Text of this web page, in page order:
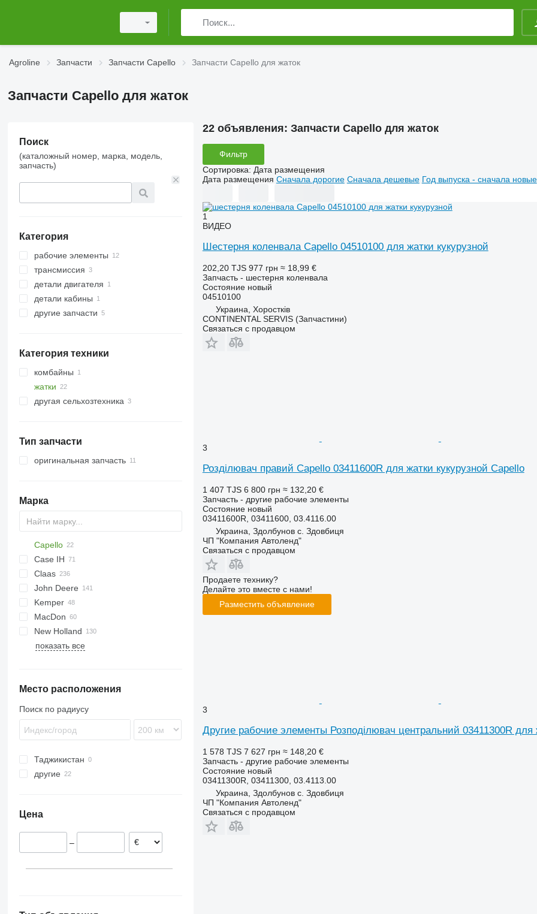
Agroline Запчасти Запчасти Capello Запчасти Capello для жаток
Запчасти Capello для жаток
Поиск
(каталожный номер, марка, модель,
запчасть)
Категория
рабочие элементы
звездочки
валы
другие рабочие элементы
трансмиссия
редукторы
крестовины карданного вала
детали двигателя
шестерни коленвала
детали кабины
облицовка
другие запчасти
Категория техники
комбайны
кукурузоуборочные комбайны
жатки
жатки кукурузные
другая сельхозтехника
Тип запчасти
оригинальная запчасть
Марка
Capello
QUASAR
QUASAR 8
Case IH
1020
1030
1083
2020
4408
RMX
Claas
C-series
Cerio
Conspeed
Dominator
Jaguar
Mega
Tucano
Vario
SL
John Deere
620R
622R
625R
630F
635R
920
930
F-series
H-series
Kemper
Champion
MacDon
New Holland
TF
Corn Champion
показать все
Место расположения
Поиск по радиусу
Таджикистан
другие
Цена
–
22 объявления: Запчасти Capello для жаток
Фильтр
Сортировка: Дата размещения
Дата размещения Сначала дорогие Сначала дешевые Год выпуска - сначала новые
1
ВИДЕО
Шестерня коленвала Capello 04510100 для жатки кукурузной
202,20 TJS 977 грн ≈ 18,99 €
Запчасть - шестерня коленвала
Состояниеновый
04510100
Украина, Хоростків
CONTINENTAL SERVIS (Запчастини)
Связаться с продавцом
3
Розділювач правий Capello 03411600R для жатки кукурузной Capello
1 407 TJS 6 800 грн ≈ 132,20 €
Запчасть - другие рабочие элементы
Состояниеновый
03411600R, 03411600, 03.4116.00
Украина, Здолбунов с. Здовбиця
ЧП "Компания Автоленд"
Связаться с продавцом
Продаете технику?
Делайте это вместе с нами!
Разместить объявление
3
Другие рабочие элементы Розподілювач центральний 03411300R для
1 578 TJS 7 627 грн ≈ 148,20 €
Запчасть - другие рабочие элементы
Состояниеновый
03411300R, 03411300, 03.4113.00
Украина, Здолбунов с. Здовбиця
ЧП "Компания Автоленд"
Связаться с продавцом